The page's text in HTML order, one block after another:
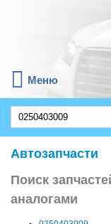
Меню
Автозапчасти
Поиск
аналогами